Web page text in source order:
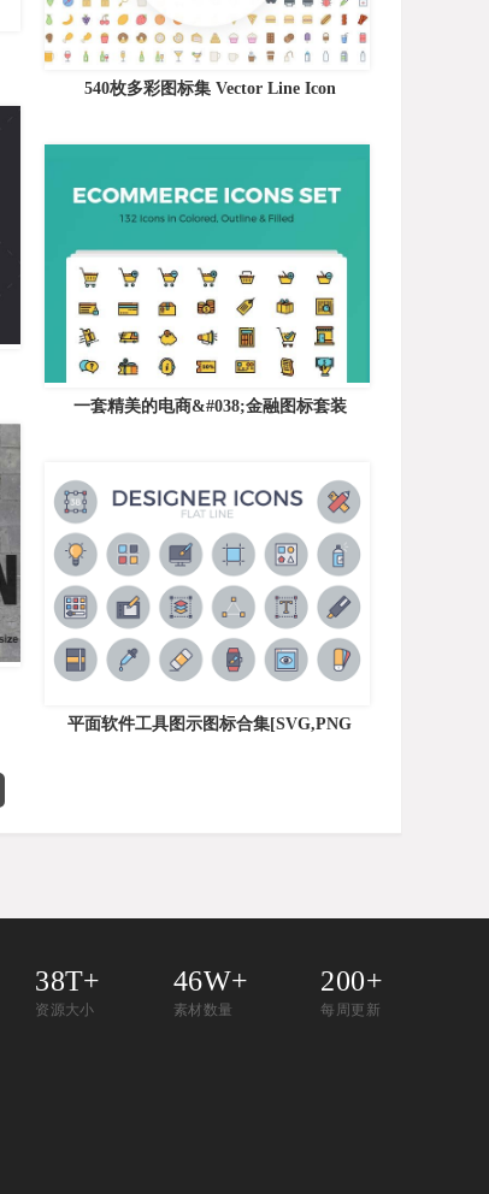
540枚多彩图标集 Vector Line Icon
一套精美的电商&#038;金融图标套装
平面软件工具图示图标合集[SVG,PNG
38T+
资源大小
46W+
素材数量
200+
每周更新